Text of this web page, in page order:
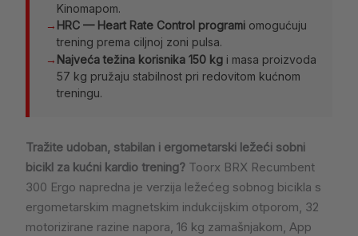
Kinomapom.
→ HRC — Heart Rate Control programi omogućuju
trening prema ciljnoj zoni pulsa.
→ Najveća težina korisnika 150 kg i masa proizvoda
57 kg pružaju stabilnost pri redovitom kućnom
treningu.
Tražite udoban, stabilan i ergometarski ležeći sobni
bicikl za kućni kardio trening? Toorx BRX Recumbent
300 Ergo napredna je verzija ležećeg sobnog bicikla s
ergometarskim magnetskim indukcijskim otporom, 32
motorizirane razine napora, 16 kg zamašnjakom, App